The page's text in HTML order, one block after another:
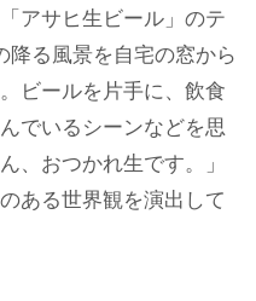
アサヒ生ビール」のテ
降る風景を自宅の窓から
ビールを片手に、飲食
でいるシーンなどを思
、おつかれ生です。」
ある世界観を演出して